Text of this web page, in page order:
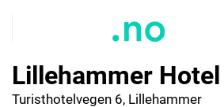
Lillehammer Hotel
Turisthotelvegen 6, Lillehammer